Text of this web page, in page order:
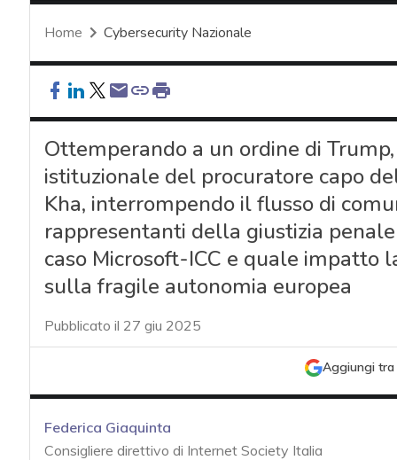
Home Cybersecurity Nazionale
Ottemperando a un ordine di
istituzionale del procuratore capo
Kha, interrompendo il flusso di
rappresentanti della giustizia
caso Microsoft-ICC e quale impatto
sulla fragile autonomia europea
Pubblicato il 27 giu 2025
Aggiungi tra
Federica Giaquinta
Consigliere direttivo di Internet Society Italia